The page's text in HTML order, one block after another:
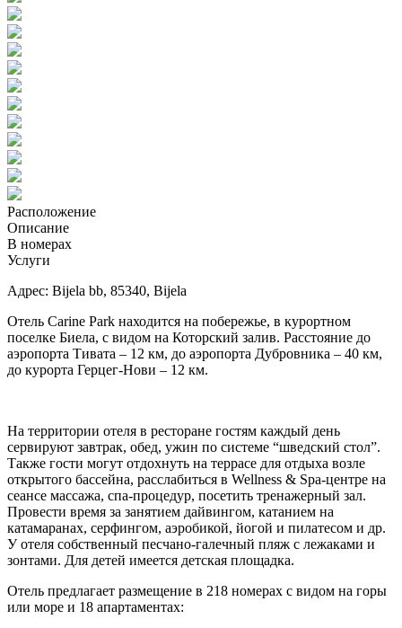
Расположение
Описание
В номерах
Услуги
Адрес: Bijela bb, 85340, Bijela
Отель Carine Park находится на побережье, в курортном
поселке Биела, с видом на Которский залив. Расстояние до
аэропорта Тивата – 12 км, до аэропорта Дубровника – 40 км,
до курорта Герцег-Нови – 12 км.
На территории отеля в ресторане гостям каждый день
сервируют завтрак, обед, ужин по системе “шведский стол”.
Также гости могут отдохнуть на террасе для отдыха возле
открытого бассейна, расслабиться в Wellness & Spa-центре на
сеансе массажа, спа-процедур, посетить тренажерный зал.
Провести время за занятием дайвингом, катанием на
катамаранах, серфингом, аэробикой, йогой и пилатесом и др.
У отеля собственный песчано-галечный пляж с лежаками и
зонтами. Для детей имеется детская площадка.
Отель предлагает размещение в 218 номерах с видом на горы
или море и 18 апартаментах: